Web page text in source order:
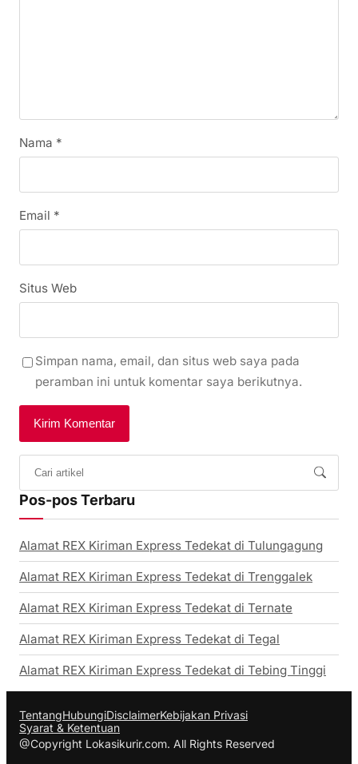
Nama *
Email *
Situs Web
Simpan nama, email, dan situs web saya pada
peramban ini untuk komentar saya berikutnya.
Pos-pos Terbaru
Alamat REX Kiriman Express Tedekat di Tulungagung
Alamat REX Kiriman Express Tedekat di Trenggalek
Alamat REX Kiriman Express Tedekat di Ternate
Alamat REX Kiriman Express Tedekat di Tegal
Alamat REX Kiriman Express Tedekat di Tebing Tinggi
TentangHubungiDisclaimerKebijakan Privasi
Syarat & Ketentuan
@Copyright Lokasikurir.com. All Rights Reserved